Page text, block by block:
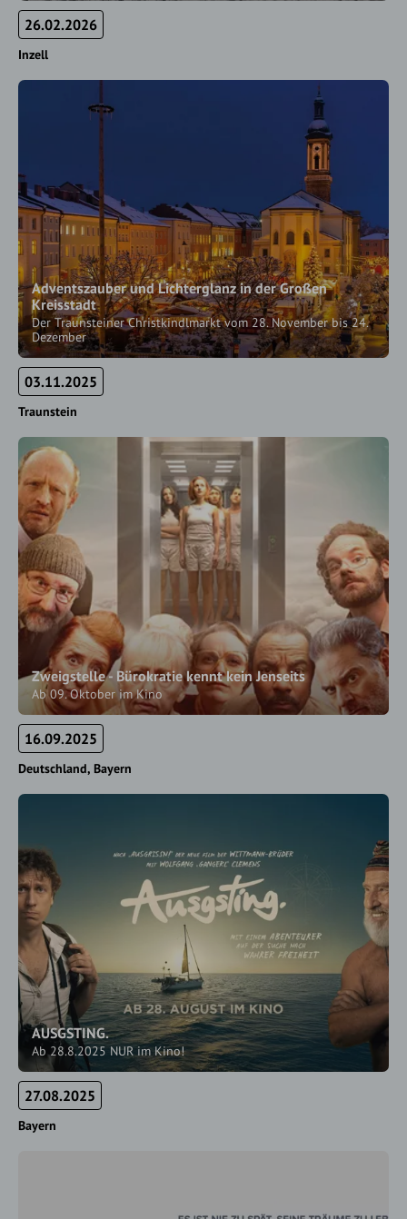
26.02.2026
Inzell
Adventszauber und Lichterglanz in der Großen
Kreisstadt
Der Traunsteiner Christkindlmarkt vom 28. November bis 24.
Dezember
03.11.2025
Traunstein
Zweigstelle - Bürokratie kennt kein Jenseits
Ab 09. Oktober im Kino
16.09.2025
Deutschland Bayern
AUSGSTING.
Ab 28.8.2025 NUR im Kino!
27.08.2025
Bayern